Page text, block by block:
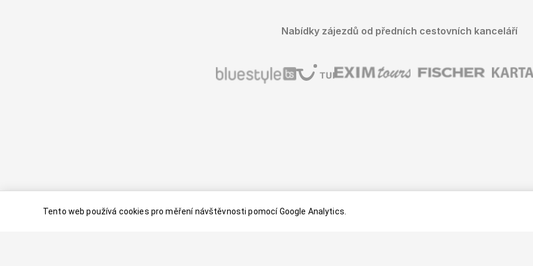
Nabídky zájezdů od předních cestovních kanceláří
Tento web používá cookies pro měření návštěvnosti pomocí Google Analytics.